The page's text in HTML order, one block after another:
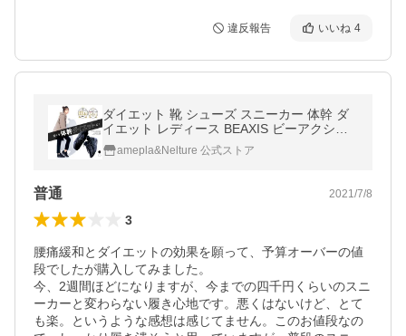
違反報告 いいね 4
ダイエット 靴 シューズ スニーカー 体幹 ダ
イエット レディース BEAXIS ビーアクシス
今村式スリムコアスニーカー
amepla&Nelture 公式ストア
普通 2021/7/8
3
腰痛緩和とダイエットの効果を願って、予算オーバーの値
段でしたが購入してみました。
今、2週間ほどになりますが、今までの四千円くらいのスニ
ーカーと変わらない履き心地です。悪くはないけど、とて
も楽。というような感想は感じてません。このお値段なの